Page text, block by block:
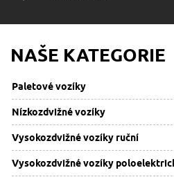
NAŠE KATEGORIE
Paletové vozíky
Nízkozdvižné vozíky
Vysokozdvižné vozíky ruční
Vysokozdvižné vozíky